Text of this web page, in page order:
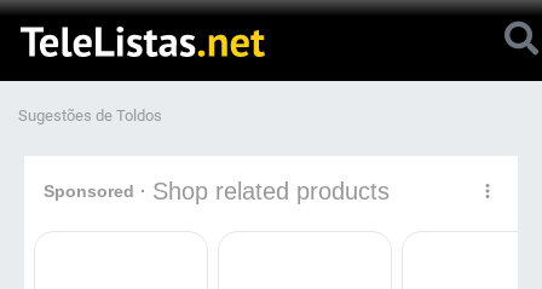
Sugestões de Toldos